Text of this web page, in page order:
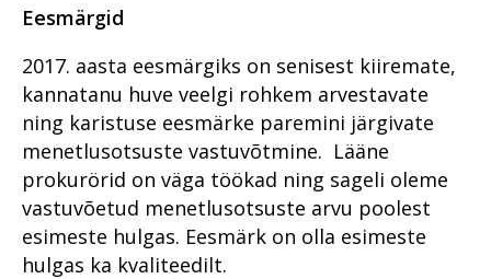
Eesmärgid
2017. aasta eesmärgiks on senisest kiiremate,
kannatanu huve veelgi rohkem arvestavate
ning karistuse eesmärke paremini järgivate
menetlusotsuste vastuvõtmine. Lääne
prokurörid on väga töökad ning sageli oleme
vastuvõetud menetlusotsuste arvu poolest
esimeste hulgas. Eesmärk on olla esimeste
hulgas ka kvaliteedilt.